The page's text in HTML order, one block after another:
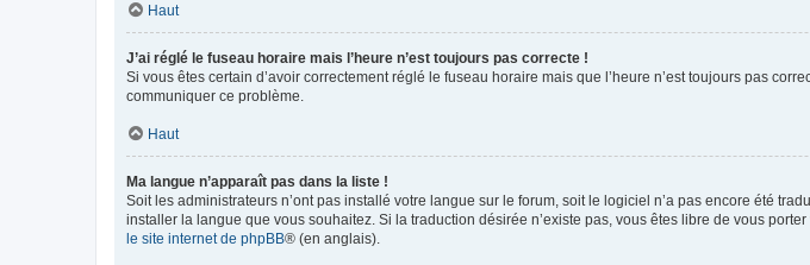
Haut
J’ai réglé le fuseau horaire mais l’heure n’est toujours pas correcte !
Si vous êtes certain d’avoir correctement réglé le fuseau horaire mais que l’heure n’est toujours pas
communiquer ce problème.
Haut
Ma langue n’apparaît pas dans la liste !
Soit les administrateurs n’ont pas installé votre langue sur le forum, soit le logiciel n’a pas encore été
installer la langue que vous souhaitez. Si la traduction désirée n’existe pas, vous êtes libre de vous
le site internet de phpBB® (en anglais).